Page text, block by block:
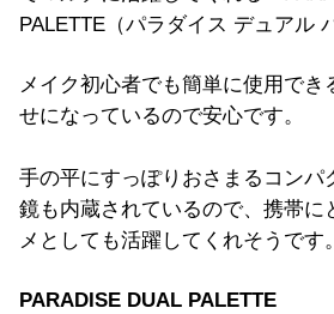
PALETTE（パラダイス デュアル
メイク初心者でも簡単に使用でき
せになっているので安心です。
手の平にすっぽりおさまるコンパ
鏡も内蔵されているので、携帯に
メとしても活躍してくれそうです。
PARADISE DUAL PALETTE